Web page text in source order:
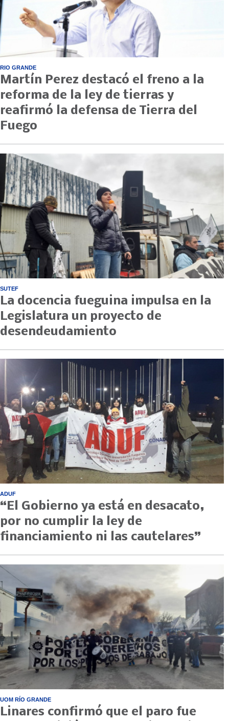
RIO GRANDE
Martín Perez destacó el freno a la
reforma de la ley de tierras y
reafirmó la defensa de Tierra del
Fuego
SUTEF
La docencia fueguina impulsa en la
Legislatura un proyecto de
desendeudamiento
ADUF
“El Gobierno ya está en desacato,
por no cumplir la ley de
financiamiento ni las cautelares”
UOM RÍO GRANDE
Linares confirmó que el paro fue